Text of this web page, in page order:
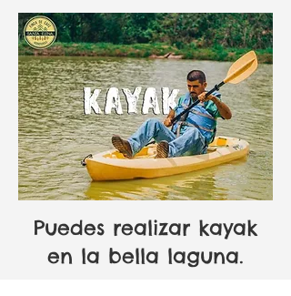
Puedes realizar kayak
en la bella laguna.